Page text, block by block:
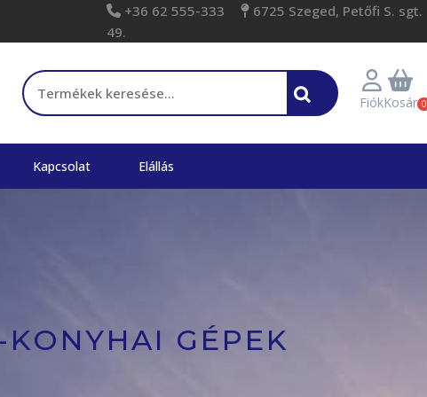
+36 62 555-333
6725 Szeged, Petőfi S. sgt.
49.
Keresés a következőre:
FiókKosár 0
Kapcsolat Elállás
KONYHAI GÉPEK